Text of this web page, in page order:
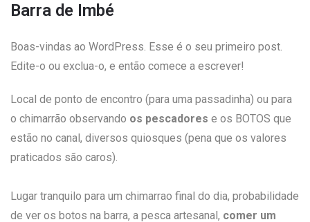
Barra de Imbé
Boas-vindas ao WordPress. Esse é o seu primeiro post.
Edite-o ou exclua-o, e então comece a escrever!
Local de ponto de encontro (para uma passadinha) ou para
o chimarrão observando os pescadores e os BOTOS que
estão no canal, diversos quiosques (pena que os valores
praticados são caros).
Lugar tranquilo para um chimarrao final do dia, probabilidade
de ver os botos na barra, a pesca artesanal, comer um